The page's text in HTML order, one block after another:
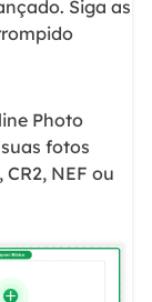
Siga as
Photo
fotos
NEF ou